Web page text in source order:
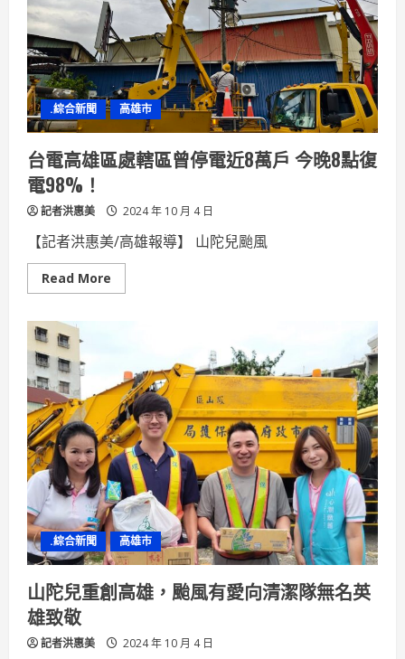
重
市
府
全
力
協
助
農
民
復
耕
.綜合新聞 高雄市
台電高雄區處轄區曾停電近8萬戶 今晚8點復
電98%！
記者洪惠美 2024 年 10 月 4 日
【記者洪惠美/高雄報導】 山陀兒颱風
Read More
more
處
轄
區
曾
停
電
近
8
萬
戶
今
晚
8
點
復
電
98%！
.綜合新聞 高雄市
山陀兒重創高雄，颱風有愛向清潔隊無名英
雄致敬
記者洪惠美 2024 年 10 月 4 日